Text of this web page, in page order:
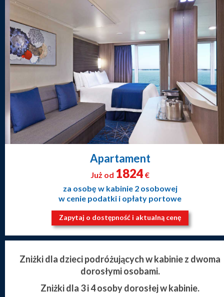
Apartament
Już od 1824 €
za osobę w kabinie 2 osobowej
w cenie podatki i opłaty portowe
Zapytaj o dostępność i aktualną cenę
Zniżki dla dzieci podróżujących w kabinie z dwoma
dorosłymi osobami.
Zniżki dla 3 i 4 osoby dorosłej w kabinie.